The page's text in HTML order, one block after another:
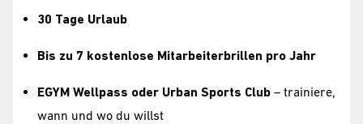
30 Tage Urlaub
Bis zu 7 kostenlose Mitarbeiterbrillen pro Jahr
EGYM Wellpass oder Urban Sports Club – trainiere,
wann und wo du willst